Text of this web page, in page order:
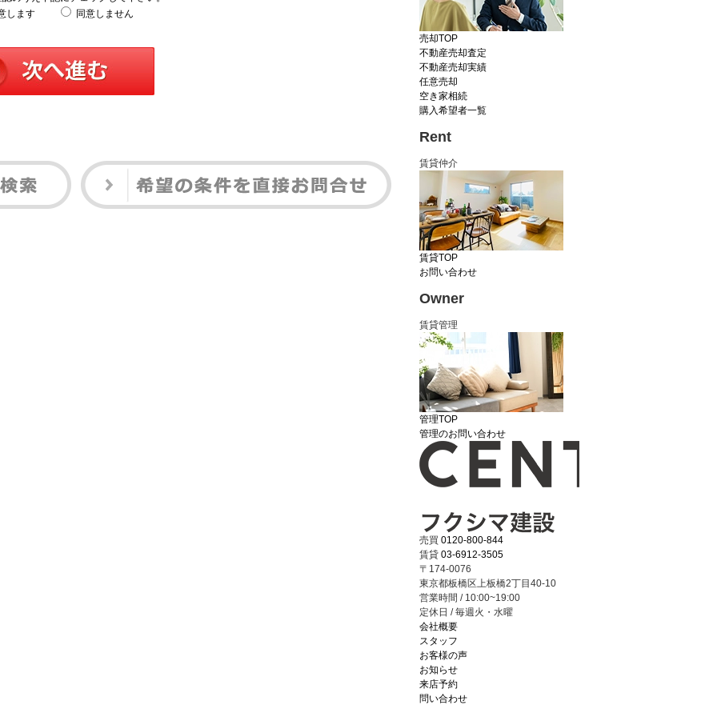
します
同意しません
売却TOP
不動産売却査定
不動産売却実績
任意売却
空き家相続
購入希望者一覧
Rent
賃貸仲介
賃貸TOP
お問い合わせ
Owner
賃貸管理
管理TOP
管理のお問い合わせ
売買 0120-800-844
賃貸 03-6912-3505
〒174-0076
東京都板橋区上板橋2丁目40-10
営業時間 / 10:00~19:00
定休日 / 毎週火・水曜
会社概要
スタッフ
お客様の声
お知らせ
来店予約
問い合わせ